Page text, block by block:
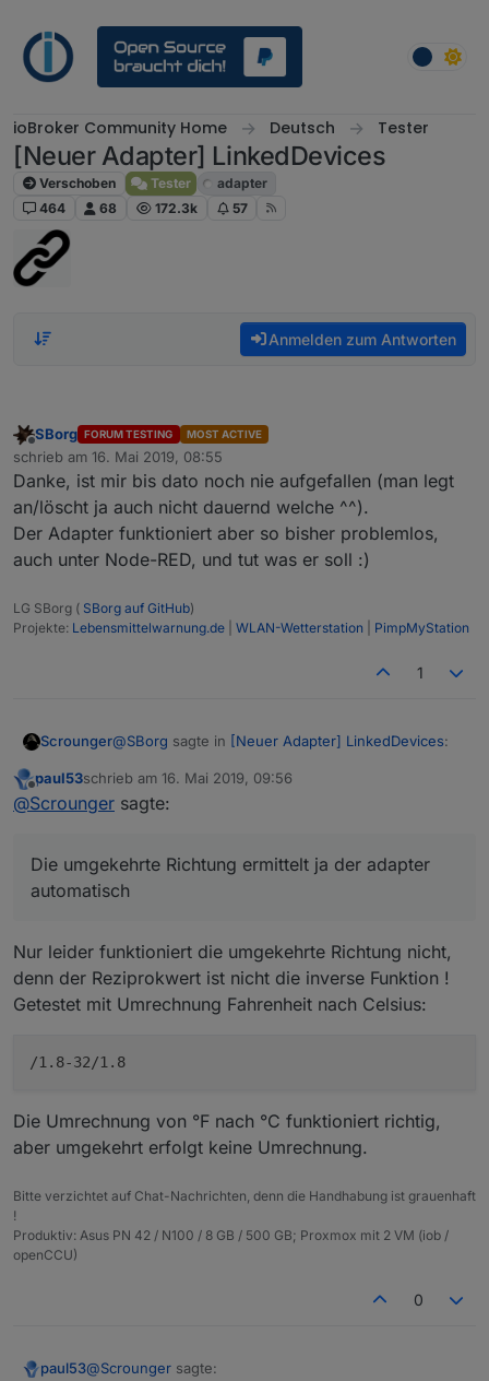
ioBroker Community Home Deutsch Tester
[Neuer Adapter] LinkedDevices
Verschoben Tester
adapter
464
68 172.3k 57
Anmelden zum Antworten
Offline
SBorg FORUM TESTING MOST ACTIVE
schrieb am 16. Mai 2019, 08:55
zuletzt editiert von
Danke, ist mir bis dato noch nie aufgefallen (man legt
an/löscht ja auch nicht dauernd welche ^^).
Der Adapter funktioniert aber so bisher problemlos,
auch unter Node-RED, und tut was er soll :)
LG SBorg ( SBorg auf GitHub)
Projekte: Lebensmittelwarnung.de WLAN-Wetterstation PimpMyStation
1
Scrounger@SBorg sagte in [Neuer Adapter] LinkedDevices:
Bei mir nun auch, allerdings bleiben sie jetzt
wenn ich Node-RED neu starte erscheinen
installiert. Es ist grundsätzlich so das wenn
datenpunkte gelöscht werden, der Node-RED
Adapter neu gestartet werden muss, damit diese
ich kein Problem meines Adapters
@ sagte in
mit Formeln umgehen können und hat den
Nachteil, dass die umgekehrte Richtung nicht
einfach ermittelt werden kann.
Ich gehe mal davon aus, dass alle die mit IoBroker
oder nem selbst konfigurierten Smarthome System
umgehen können, auch wissen wie man formeln
adapter automatisch, dass muss kein User
weil das linkedObjekt ja ein Spiegelbild
des parentObjects ist und immer den
gleichen Zustand wie das parentObjekt
Wie oben bereits geschrieben, ist das Ziel dieses
Adapters viele Funktionen des
@
"nachzubilden" oder besser
realisiert habe abzubbilden mit einer möglichst
Offline
paul53schrieb am 16. Mai 2019, 09:56
zuletzt editiert von
@Scrounger sagte:
Die umgekehrte Richtung ermittelt ja der adapter
automatisch
Nur leider funktioniert die umgekehrte Richtung nicht,
denn der Reziprokwert ist nicht die inverse Funktion !
Getestet mit Umrechnung Fahrenheit nach Celsius:
Die Umrechnung von °F nach °C funktioniert richtig,
aber umgekehrt erfolgt keine Umrechnung.
Bitte verzichtet auf Chat-Nachrichten, denn die Handhabung ist grauenhaft
!
Produktiv: Asus PN 42 / N100 / 8 GB / 500 GB; Proxmox mit 2 VM (iob /
openCCU)
0
paul53@Scrounger sagte: